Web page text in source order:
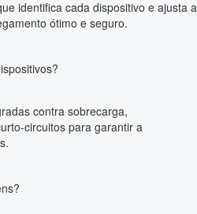
identifica cada dispositivo e ajusta a
ótimo e seguro.
contra sobrecarga,
circuitos para garantir a